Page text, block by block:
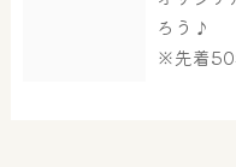
ろう♪
※先着50